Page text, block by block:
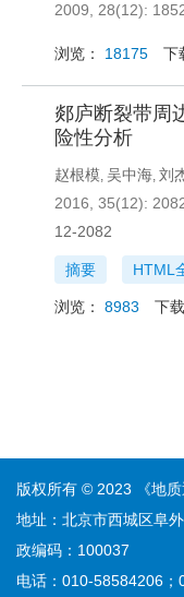
2009, 28(12):
浏览： 18175 下
郯庐断裂带周
险性分析
赵根模, 吴中海, 刘
2016, 35(12):
12-2082
摘要 HTML
浏览： 8983 下载
版权所有 © 2023 《地
地址：北京市西城区阜
政编码：100037
电话：010-58584206